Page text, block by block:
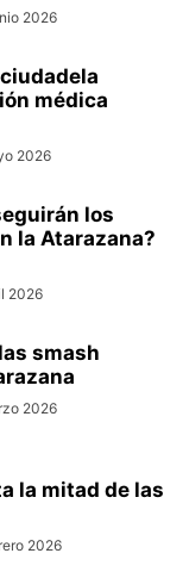
2026
médica
2026
los
la Atarazana?
2026
smash
2026
la mitad de las
2026